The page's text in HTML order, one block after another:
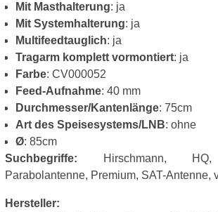
Mit Masthalterung: ja
Mit Systemhalterung: ja
Multifeedtauglich: ja
Tragarm komplett vormontiert: ja
Farbe: CV000052
Feed-Aufnahme: 40 mm
Durchmesser/Kantenlänge: 75cm
Art des Speisesystems/LNB: ohne
Ø: 85cm
Suchbegriffe: Hirschmann, HQ,
Parabolantenne, Premium, SAT-Antenne,
Hersteller: